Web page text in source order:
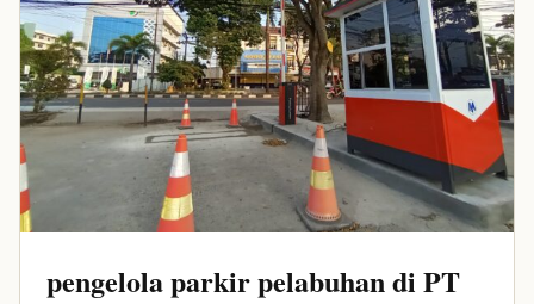
pengelola parkir pelabuhan di PT